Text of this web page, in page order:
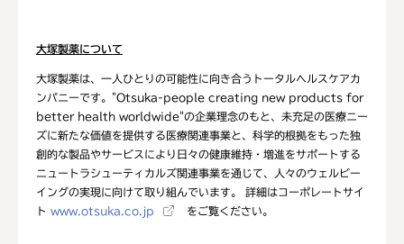
大塚製薬について
大塚製薬は、一人ひとりの可能性に向き合うトータルヘルスケアカ
ンパニーです。"Otsuka-people creating new products for
better health worldwide"の企業理念のもと、未充足の医療ニー
ズに新たな価値を提供する医療関連事業と、科学的根拠をもった独
創的な製品やサービスにより日々の健康維持・増進をサポートする
ニュートラシューティカルズ関連事業を通じて、人々のウェルビー
イングの実現に向けて取り組んでいます。 詳細はコーポレートサイ
ト www.otsuka.co.jp をご覧ください。